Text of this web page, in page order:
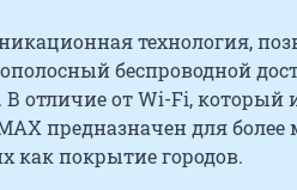
технология,
беспроводной
отличие от Wi-Fi, который
предназначен для
как покрытие городов.